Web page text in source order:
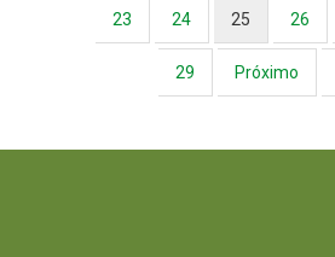
23 24 25 26
29 Próximo